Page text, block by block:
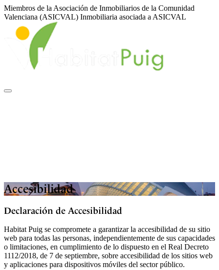
Miembros de la Asociación de Inmobiliarios de la Comunidad
Valenciana (ASICVAL) Inmobiliaria asociada a ASICVAL
Accesibilidad
Declaración de Accesibilidad
Habitat Puig se compromete a garantizar la accesibilidad de su sitio
web para todas las personas, independientemente de sus capacidades
o limitaciones, en cumplimiento de lo dispuesto en el Real Decreto
1112/2018, de 7 de septiembre, sobre accesibilidad de los sitios web
y aplicaciones para dispositivos móviles del sector público.